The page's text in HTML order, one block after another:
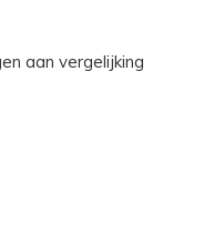
aan vergelijking